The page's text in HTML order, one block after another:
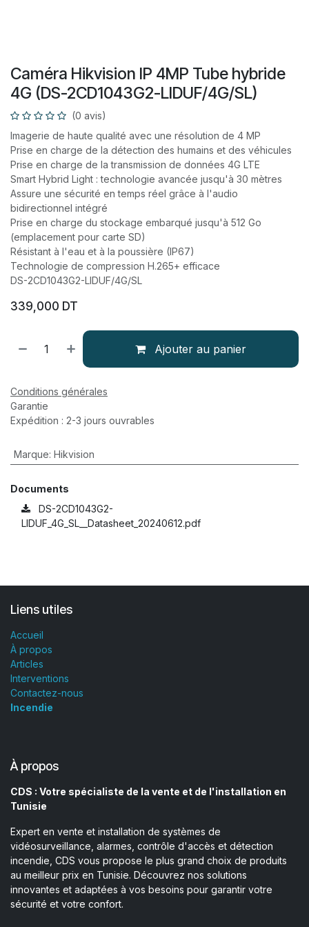
Caméra Hikvision IP 4MP Tube hybride
4G (DS-2CD1043G2-LIDUF/4G/SL)
(0 avis)
Imagerie de haute qualité avec une résolution de 4 MP
Prise en charge de la détection des humains et des véhicules
Prise en charge de la transmission de données 4G LTE
Smart Hybrid Light : technologie avancée jusqu'à 30 mètres
Assure une sécurité en temps réel grâce à l'audio
bidirectionnel intégré
Prise en charge du stockage embarqué jusqu'à 512 Go
(emplacement pour carte SD)
Résistant à l'eau et à la poussière (IP67)
Technologie de compression H.265+ efficace
DS-2CD1043G2-LIDUF/4G/SL
339,000 DT
Ajouter au panier
Conditions générales
Garantie
Expédition : 2-3 jours ouvrables
Marque: Hikvision
Documents
DS-2CD1043G2-
LIDUF_4G_SL__Datasheet_20240612.pdf
Liens utiles
Accueil
À propos
Articles
Interventions
Contactez-nous
Incendie
À propos
CDS : Votre spécialiste de la vente et de l'installation en
Tunisie
Expert en vente et installation de systèmes de
vidéosurveillance, alarmes, contrôle d'accès et détection
incendie, CDS vous propose le plus grand choix de produits
au meilleur prix en Tunisie. Découvrez nos solutions
innovantes et adaptées à vos besoins pour garantir votre
sécurité et votre confort.